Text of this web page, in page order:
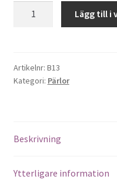
Lägg till i
Artikelnr: B13
Kategori: Pärlor
Beskrivning
Ytterligare information